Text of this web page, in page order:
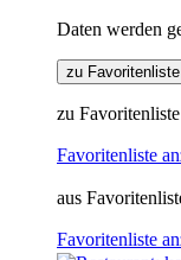
Daten werden
zu
zu
Favoritenliste
aus
Favoritenliste